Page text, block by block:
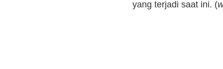
yang terjadi saat ini. (